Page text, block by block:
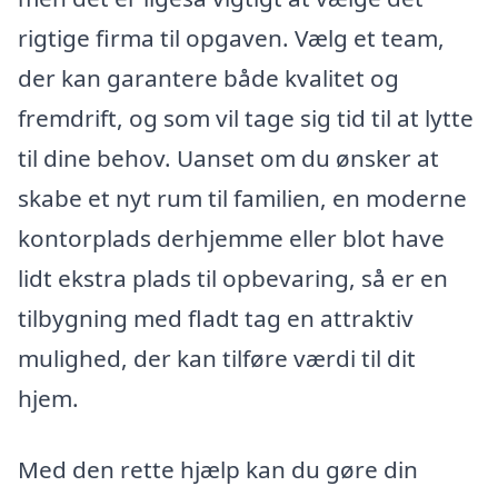
rigtige firma til opgaven. Vælg et team,
der kan garantere både kvalitet og
fremdrift, og som vil tage sig tid til at lytte
til dine behov. Uanset om du ønsker at
skabe et nyt rum til familien, en moderne
kontorplads derhjemme eller blot have
lidt ekstra plads til opbevaring, så er en
tilbygning med fladt tag en attraktiv
mulighed, der kan tilføre værdi til dit
hjem.
Med den rette hjælp kan du gøre din